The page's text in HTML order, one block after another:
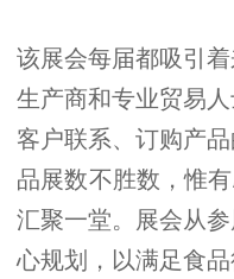
该展会每届都吸引
生产商和专业贸易
客户联系、订购产
品展数不胜数，惟
汇聚一堂。展会从
心规划，以满足食品